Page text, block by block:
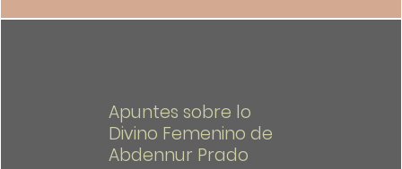
Apuntes sobre lo
Divino Femenino de
Abdennur Prado